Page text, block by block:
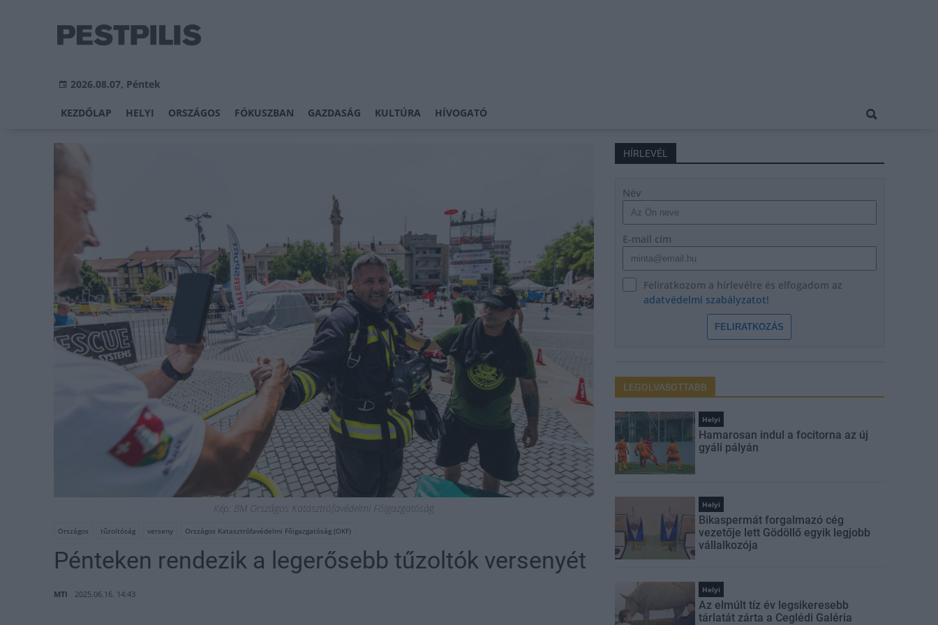
2026.08.07, Péntek
KEZDŐLAP HELYI ORSZÁGOS FÓKUSZBAN GAZDASÁG KULTÚRA HÍVOGATÓ
Kép: BM Országos Katasztrófavédelmi Főigazgatóság
Országos tűzoltóság verseny Országos Katasztrófavédelmi Főigazgatóság (OKF)
Pénteken rendezik a legerősebb tűzoltók versenyét
MTI 2025.06.16. 14:43
HÍRLEVÉL
Név
E-mail cím
Feliratkozom a hírlevélre és elfogadom az
adatvédelmi szabályzatot!
FELIRATKOZÁS
LEGOLVASOTTABB
Helyi
Hamarosan indul a focitorna az új
gyáli pályán
Helyi
Bikaspermát forgalmazó cég
vezetője lett Gödöllő egyik legjobb
vállalkozója
Helyi
Az elmúlt tíz év legsikeresebb
tárlatát zárta a Ceglédi Galéria